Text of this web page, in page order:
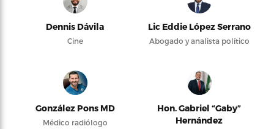
Dennis Dávila
Cine
Lic Eddie López Serrano
Abogado y analista político
González Pons MD
Médico radiólogo
Hon. Gabriel “Gaby”
Hernández